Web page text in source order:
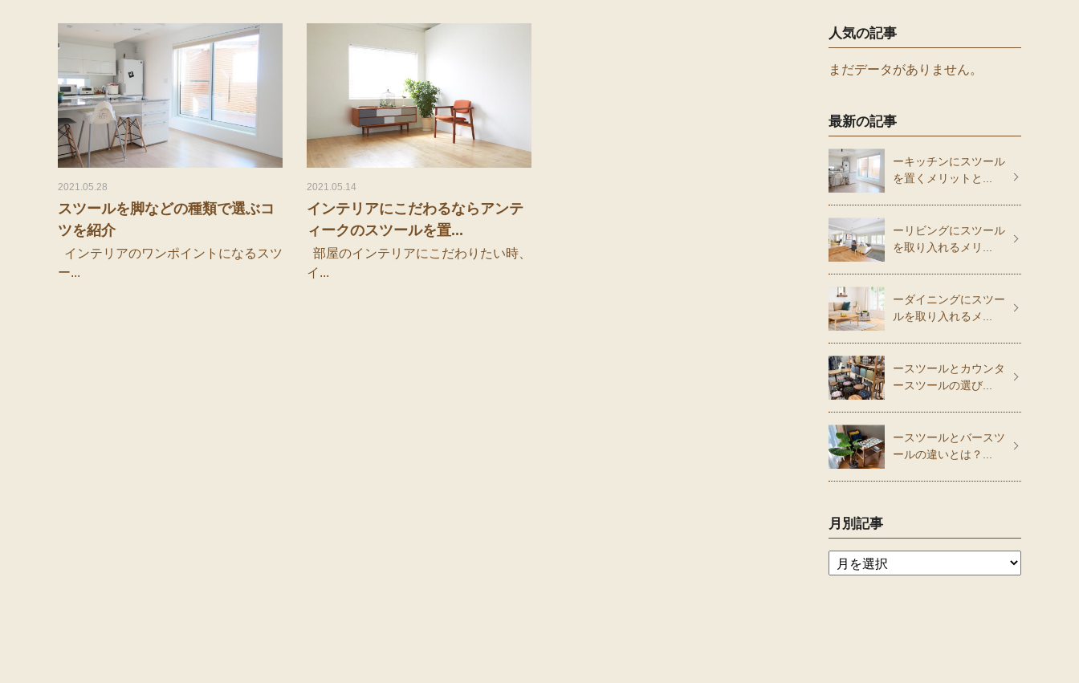
2021.05.28
スツールを脚などの種類で選ぶコ
ツを紹介
インテリアのワンポイントになるスツ
ー...
2021.05.14
インテリアにこだわるならアンテ
ィークのスツールを置...
部屋のインテリアにこだわりたい時、
イ...
人気の記事
まだデータがありません。
最新の記事
ーキッチンにスツール
を置くメリットと...
ーリビングにスツール
を取り入れるメリ...
ーダイニングにスツー
ルを取り入れるメ...
ースツールとカウンタ
ースツールの選び...
ースツールとバースツ
ールの違いとは？...
月別記事